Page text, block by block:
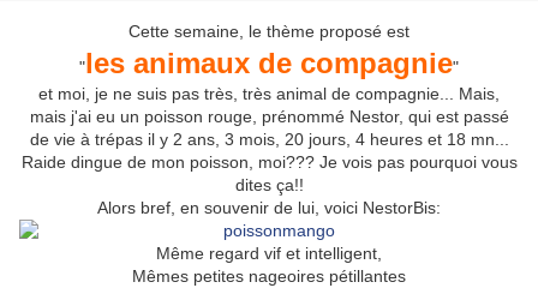
Cette semaine, le thème proposé est
"les animaux de compagnie"
et moi, je ne suis pas très, très animal de compagnie... Mais,
mais j'ai eu un poisson rouge, prénommé Nestor, qui est passé
de vie à trépas il y 2 ans, 3 mois, 20 jours, 4 heures et 18 mn...
Raide dingue de mon poisson, moi??? Je vois pas pourquoi vous
dites ça!!
Alors bref, en souvenir de lui, voici NestorBis:
Même regard vif et intelligent,
Mêmes petites nageoires pétillantes